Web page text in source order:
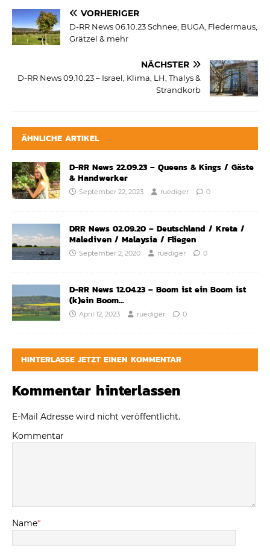
VORHERIGER
D-RR News 06.10.23 Schnee, BUGA, Fledermaus,
Grätzel & mehr
NÄCHSTER
D-RR News 09.10.23 – Israel, Klima, LH, Thalys &
Strandkorb
ÄHNLICHE ARTIKEL
D-RR News 22.09.23 – Queens & Kings / Gäste
& Handwerker
September 22, 2023 ruediger 0
DRR News 02.09.20 – Deutschland / Kreta /
Malediven / Malaysia / Fliegen
September 2, 2020 ruediger 0
D-RR News 12.04.23 – Boom ist ein Boom ist
(k)ein Boom…
April 12, 2023 ruediger 0
HINTERLASSE JETZT EINEN KOMMENTAR
Kommentar hinterlassen
E-Mail Adresse wird nicht veröffentlicht.
Kommentar
Name*